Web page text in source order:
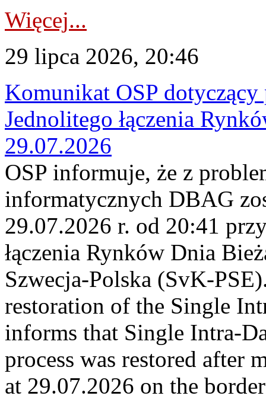
Więcej...
29 lipca 2026, 20:46
Komunikat OSP
Jednolitego łączenia
29.07.2026
OSP informuje, że z
informatycznych DBAG
29.07.2026 r. od 20:41
łączenia Rynków Dnia
Szwecja-Polska (SvK-
restoration of the Single
informs that Single Intra-
process was restored after
at 29.07.2026 on the